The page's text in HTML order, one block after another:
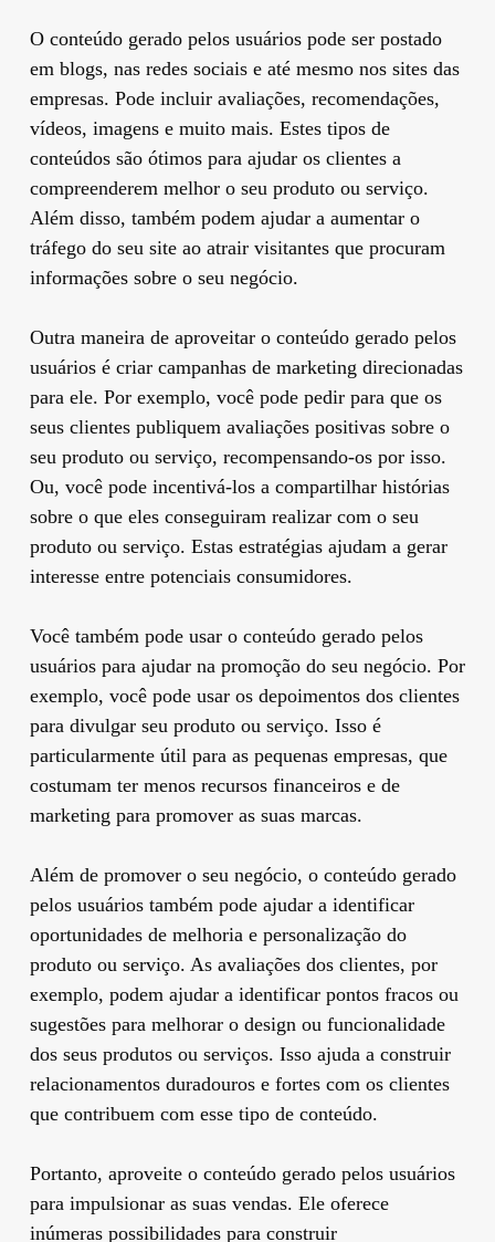
O conteúdo gerado pelos usuários pode ser postado
em blogs, nas redes sociais e até mesmo nos sites das
empresas. Pode incluir avaliações, recomendações,
vídeos, imagens e muito mais. Estes tipos de
conteúdos são ótimos para ajudar os clientes a
compreenderem melhor o seu produto ou serviço.
Além disso, também podem ajudar a aumentar o
tráfego do seu site ao atrair visitantes que procuram
informações sobre o seu negócio.
Outra maneira de aproveitar o conteúdo gerado pelos
usuários é criar campanhas de marketing direcionadas
para ele. Por exemplo, você pode pedir para que os
seus clientes publiquem avaliações positivas sobre o
seu produto ou serviço, recompensando-os por isso.
Ou, você pode incentivá-los a compartilhar histórias
sobre o que eles conseguiram realizar com o seu
produto ou serviço. Estas estratégias ajudam a gerar
interesse entre potenciais consumidores.
Você também pode usar o conteúdo gerado pelos
usuários para ajudar na promoção do seu negócio. Por
exemplo, você pode usar os depoimentos dos clientes
para divulgar seu produto ou serviço. Isso é
particularmente útil para as pequenas empresas, que
costumam ter menos recursos financeiros e de
marketing para promover as suas marcas.
Além de promover o seu negócio, o conteúdo gerado
pelos usuários também pode ajudar a identificar
oportunidades de melhoria e personalização do
produto ou serviço. As avaliações dos clientes, por
exemplo, podem ajudar a identificar pontos fracos ou
sugestões para melhorar o design ou funcionalidade
dos seus produtos ou serviços. Isso ajuda a construir
relacionamentos duradouros e fortes com os clientes
que contribuem com esse tipo de conteúdo.
Portanto, aproveite o conteúdo gerado pelos usuários
para impulsionar as suas vendas. Ele oferece
inúmeras possibilidades para construir